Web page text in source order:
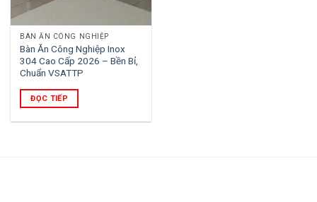
BÀN ĂN CÔNG NGHIỆP
Bàn Ăn Công Nghiệp Inox
304 Cao Cấp 2026 – Bền Bỉ,
Chuẩn VSATTP
ĐỌC TIẾP